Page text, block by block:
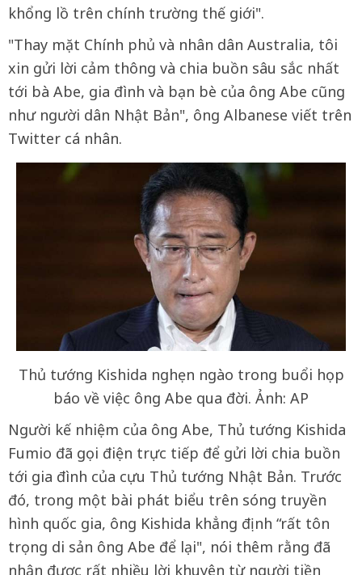
khổng lồ trên chính trường thế giới".
"Thay mặt Chính phủ và nhân dân Australia, tôi
xin gửi lời cảm thông và chia buồn sâu sắc nhất
tới bà Abe, gia đình và bạn bè của ông Abe cũng
như người dân Nhật Bản", ông Albanese viết trên
Twitter cá nhân.
Thủ tướng Kishida nghẹn ngào trong buổi họp
báo về việc ông Abe qua đời. Ảnh: AP
Người kế nhiệm của ông Abe, Thủ tướng Kishida
Fumio đã gọi điện trực tiếp để gửi lời chia buồn
tới gia đình của cựu Thủ tướng Nhật Bản. Trước
đó, trong một bài phát biểu trên sóng truyền
hình quốc gia, ông Kishida khẳng định “rất tôn
trọng di sản ông Abe để lại", nói thêm rằng đã
nhận được rất nhiều lời khuyên từ người tiền